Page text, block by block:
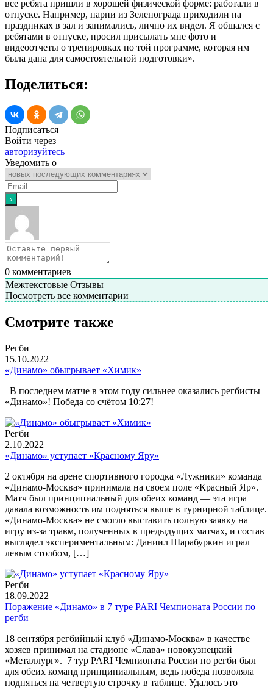
все ребята пришли в хорошей физической форме: работали в
отпуске. Например, парни из Зеленограда приходили на
праздниках в зал и занимались, лично их видел. Я общался с
ребятами в отпуске, просил присылать мне фото и
видеоотчеты о тренировках по той программе, которая им
была дана для самостоятельной подготовки».
Поделиться:
Подписаться
Войти через
авторизуйтесь
Уведомить о
0 комментариев
Межтекстовые Отзывы
Посмотреть все комментарии
Смотрите также
Регби
15.10.2022
«Динамо» обыгрывает «Химик»
В последнем матче в этом году сильнее оказались регбисты
«Динамо»! Победа со счётом 10:27!
Регби
2.10.2022
«Динамо» уступает «Красному Яру»
2 октября на арене спортивного городка «Лужники» команда
«Динамо-Москва» принимала на своем поле «Красный Яр».
Матч был принципиальный для обеих команд — эта игра
давала возможность им подняться выше в турнирной таблице.
«Динамо-Москва» не смогло выставить полную заявку на
игру из-за травм, полученных в предыдущих матчах, и состав
выглядел экспериментальным: Даниил Шарабуркин играл
левым столбом, […]
Регби
18.09.2022
Поражение «Динамо» в 7 туре PARI Чемпионата России по
регби
18 сентября регбийный клуб «Динамо-Москва» в качестве
хозяев принимал на стадионе «Слава» новокузнецкий
«Металлург». 7 тур PARI Чемпионата России по регби был
для обеих команд принципиальным, ведь победа позволяла
подняться на четвертую строчку в таблице. Удалось это